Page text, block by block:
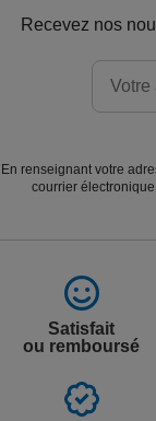
Recevez nos
En renseignant votre
courrier
Satisfait
ou remboursé